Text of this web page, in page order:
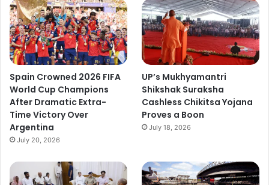
Spain Crowned 2026 FIFA
World Cup Champions
After Dramatic Extra-
Time Victory Over
Argentina
July 20, 2026
UP’s Mukhyamantri
Shikshak Suraksha
Cashless Chikitsa Yojana
Proves a Boon
July 18, 2026